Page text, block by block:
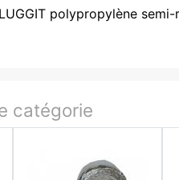
polypropylène
catégorie